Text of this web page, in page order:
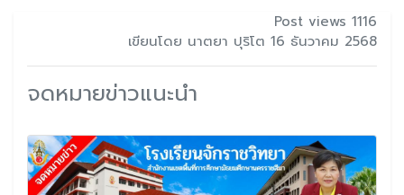
Post views 1116
เขียนโดย นาตยา ปุริโต 16 ธันวาคม 2568
จดหมายข่าวแนะนำ